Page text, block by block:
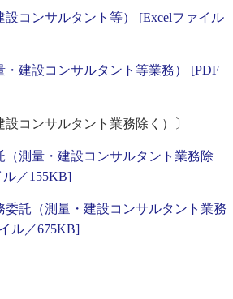
設コンサルタント等） [Excelファイル
・建設コンサルタント等業務） [PDF
設コンサルタント業務除く）〕
（測量・建設コンサルタント業務除
ル／155KB]
委託（測量・建設コンサルタント業務
ル／675KB]